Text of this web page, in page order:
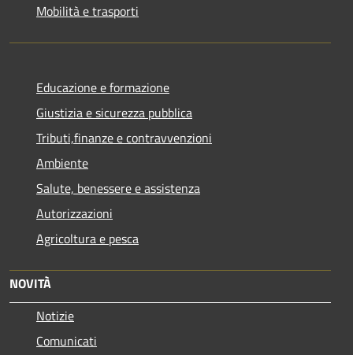
Mobilità e trasporti
Educazione e formazione
Giustizia e sicurezza pubblica
Tributi,finanze e contravvenzioni
Ambiente
Salute, benessere e assistenza
Autorizzazioni
Agricoltura e pesca
NOVITÀ
Notizie
Comunicati